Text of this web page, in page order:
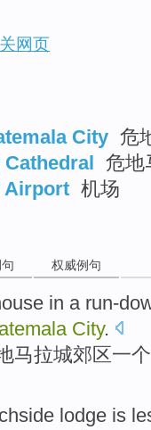
网页
City 危
危地
Airport 机场
权威例句
in a run-
City.
马拉城郊区一个
lodge is